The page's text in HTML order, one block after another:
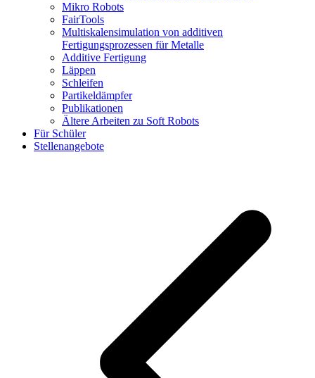
Mikro Robots
FairTools
Multiskalensimulation von additiven
Fertigungsprozessen für Metalle
Additive Fertigung
Läppen
Schleifen
Partikeldämpfer
Publikationen
Ältere Arbeiten zu Soft Robots
Für Schüler
Stellenangebote